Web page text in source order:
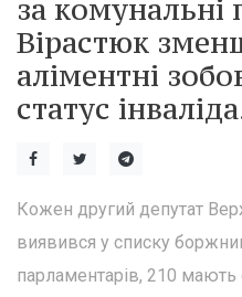
за комунальні
Вірастюк
аліментні
статус
Кожен другий депутат
виявився у списку
парламентарів, 210 мають